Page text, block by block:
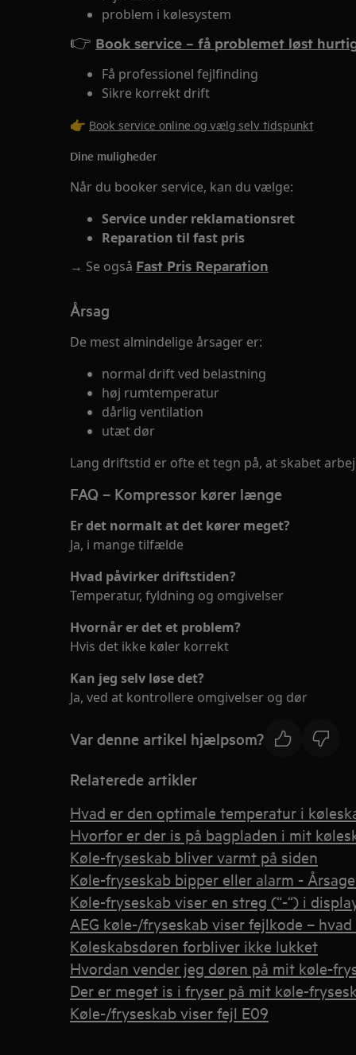
problem i kølesystem
👉 Book service – få problemet løst
Få professionel fejlfinding
Sikre korrekt drift
👉 Book service online og vælg selv tidspunkt
Dine muligheder
Når du booker service, kan du vælge:
Service under reklamationsret
Reparation til fast pris
→ Se også Fast Pris Reparation
Årsag
De mest almindelige årsager er:
normal drift ved belastning
høj rumtemperatur
dårlig ventilation
utæt dør
Lang driftstid er ofte et tegn på, at skabet
FAQ – Kompressor kører længe
Er det normalt at det kører meget?
Ja, i mange tilfælde
Hvad påvirker driftstiden?
Temperatur, fyldning og omgivelser
Hvornår er det et problem?
Hvis det ikke køler korrekt
Kan jeg selv løse det?
Ja, ved at kontrollere omgivelser og dør
Var denne artikel hjælpsom?
Relaterede artikler
Hvad er den optimale temperatur i
Hvorfor er der is på bagpladen i mit
Køle-fryseskab bliver varmt på siden
Køle-fryseskab bipper eller alarm -
Køle-fryseskab viser en streg (“-“) i
AEG køle-/fryseskab viser fejlkode –
Køleskabsdøren forbliver ikke lukket
Hvordan vender jeg døren på mit køle-
Der er meget is i fryser på mit køle-
Køle-/fryseskab viser fejl E09